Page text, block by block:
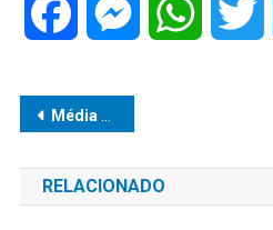
Facebook MessengerWhatsApp
Navegação
de
Post
Média móvel de mortes por Covid-19 está em alta há 11 dias no Brasil
RELACIONADO